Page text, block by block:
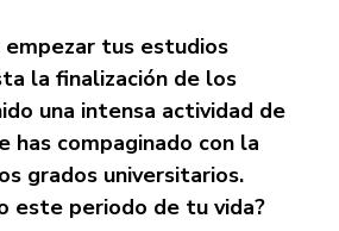
tus estudios
la finalización de los
una intensa actividad de
has compaginado con la
grados universitarios.
este periodo de tu vida?